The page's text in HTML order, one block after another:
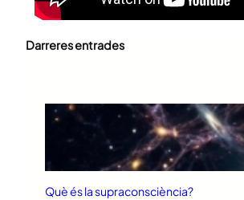
Darreres entrades
Què és la supraconsciència?